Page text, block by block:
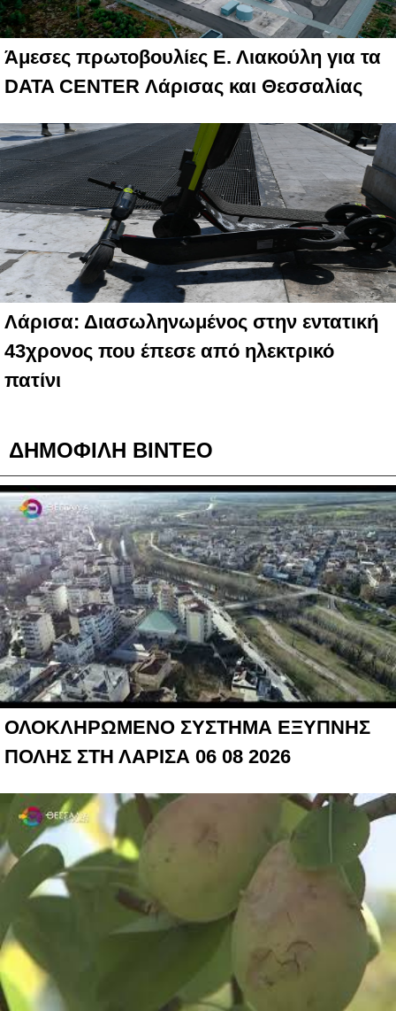
Άμεσες πρωτοβουλίες Ε. Λιακούλη για τα
DATA CENTER Λάρισας και Θεσσαλίας
Λάρισα: Διασωληνωμένος στην εντατική
43χρονος που έπεσε από ηλεκτρικό
πατίνι
ΔΗΜΟΦΙΛΗ ΒΙΝΤΕΟ
ΟΛΟΚΛΗΡΩΜΕΝΟ ΣΥΣΤΗΜΑ ΕΞΥΠΝΗΣ
ΠΟΛΗΣ ΣΤΗ ΛΑΡΙΣΑ 06 08 2026